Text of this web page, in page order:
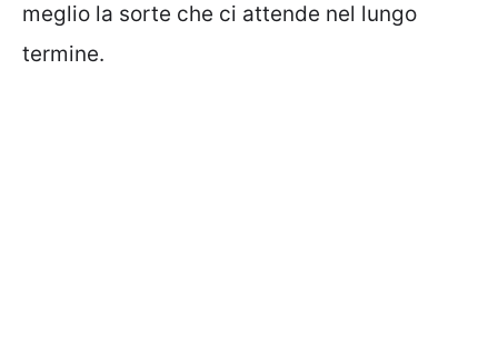
meglio la sorte che ci attende nel lungo
termine.